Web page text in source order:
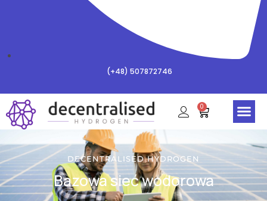
(+48) 507872746
0
DECENTRALISED HYDROGEN
Bazowa sieć wodorowa